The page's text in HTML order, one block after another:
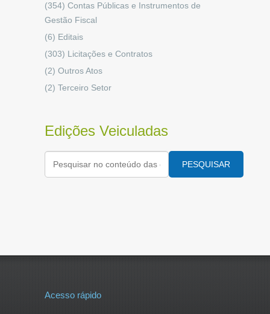
(354) Contas Públicas e Instrumentos de
Gestão Fiscal
(6) Editais
(303) Licitações e Contratos
(2) Outros Atos
(2) Terceiro Setor
Edições Veiculadas
PESQUISAR
Acesso rápido